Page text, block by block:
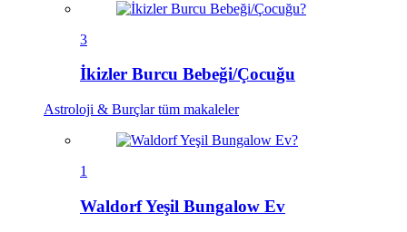
3
İkizler Burcu Bebeği/Çocuğu
Astroloji & Burçlartüm makaleler
1
Waldorf Yeşil Bungalow Ev